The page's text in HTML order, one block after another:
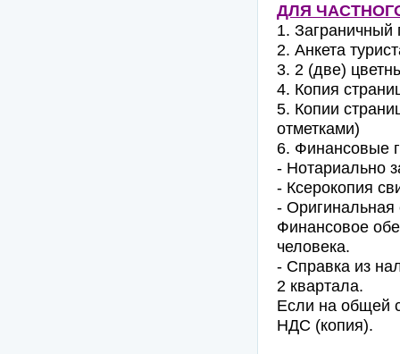
ДЛЯ
1. Заграничный
2. Анкета
3. 2 (две)
4. Копия
5. Копии
отметками)
6. Финансовые
- Нотариально
- Ксерокопия
- Оригинальная
Финансовое
человека.
- Справка из
2 квартала.
Если на общей
НДС (копия).